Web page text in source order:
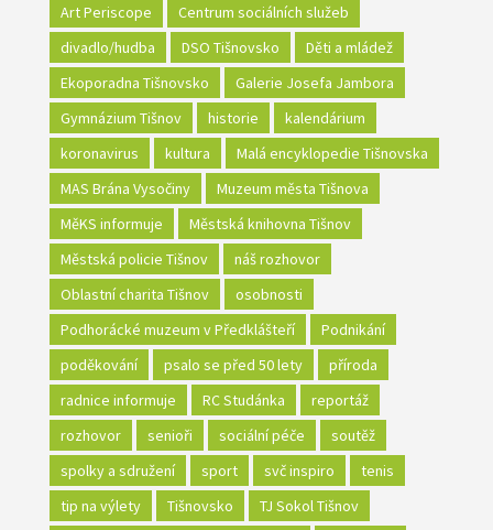
Art Periscope
Centrum sociálních služeb
divadlo/hudba
DSO Tišnovsko
Děti a mládež
Ekoporadna Tišnovsko
Galerie Josefa Jambora
Gymnázium Tišnov
historie
kalendárium
koronavirus
kultura
Malá encyklopedie Tišnovska
MAS Brána Vysočiny
Muzeum města Tišnova
MěKS informuje
Městská knihovna Tišnov
Městská policie Tišnov
náš rozhovor
Oblastní charita Tišnov
osobnosti
Podhorácké muzeum v Předklášteří
Podnikání
poděkování
psalo se před 50 lety
příroda
radnice informuje
RC Studánka
reportáž
rozhovor
senioři sociální péče
soutěž
spolky a sdružení
sport svč inspiro
tenis
tip na výlety
Tišnovsko
TJ Sokol Tišnov